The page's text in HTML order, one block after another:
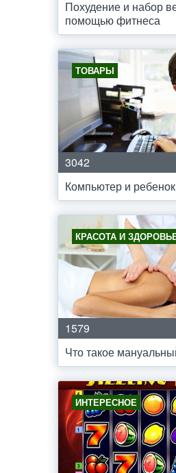
Похудение и набор
помощью фитнеса
ТОВАРЫ
3042
Компьютер и ребенок
КРАСОТА И
1579
Что такое
ИНТЕРЕСНОЕ